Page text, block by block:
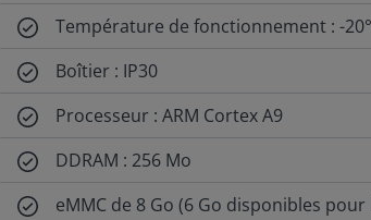
Température de fonctionnement : -
Boîtier : IP30
Processeur : ARM Cortex A9
DDRAM : 256 Mo
eMMC de 8 Go (6 Go disponibles